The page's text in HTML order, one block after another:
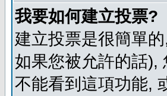
我要如何建立投票?
建立投票是很簡單
如果您被允許的話),
不能看到這項功能,